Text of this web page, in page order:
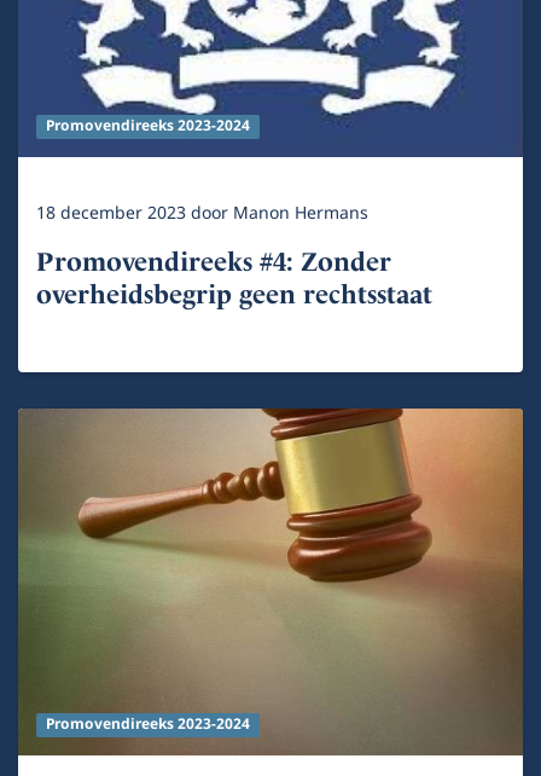
Promovendireeks 2023-2024
18 december 2023door Manon Hermans
Promovendireeks #4: Zonder
overheidsbegrip geen rechtsstaat
Promovendireeks 2023-2024